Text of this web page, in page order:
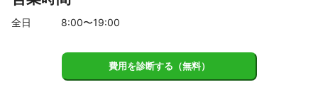
【千葉県】
市原市 浦安市
長南町 勝浦市 習志野市 千葉市
睦沢町
全日 8:00〜19:00
費用を診断する（無料）